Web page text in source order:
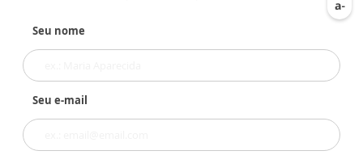
Seu nome
Seu e-mail